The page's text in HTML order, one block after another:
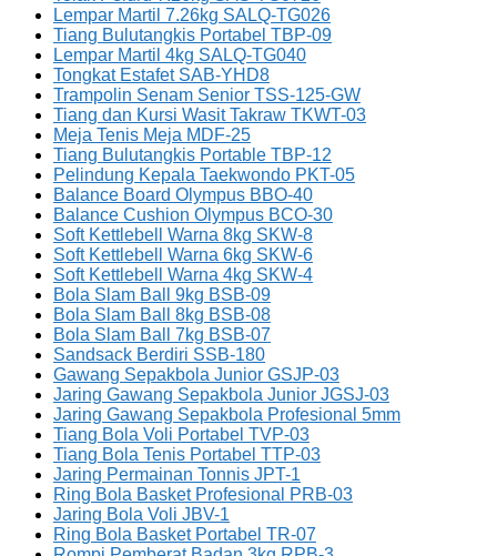
Lempar Martil 7.26kg SALQ-TG026
Tiang Bulutangkis Portabel TBP-09
Lempar Martil 4kg SALQ-TG040
Tongkat Estafet SAB-YHD8
Trampolin Senam Senior TSS-125-GW
Tiang dan Kursi Wasit Takraw TKWT-03
Meja Tenis Meja MDF-25
Tiang Bulutangkis Portable TBP-12
Pelindung Kepala Taekwondo PKT-05
Balance Board Olympus BBO-40
Balance Cushion Olympus BCO-30
Soft Kettlebell Warna 8kg SKW-8
Soft Kettlebell Warna 6kg SKW-6
Soft Kettlebell Warna 4kg SKW-4
Bola Slam Ball 9kg BSB-09
Bola Slam Ball 8kg BSB-08
Bola Slam Ball 7kg BSB-07
Sandsack Berdiri SSB-180
Gawang Sepakbola Junior GSJP-03
Jaring Gawang Sepakbola Junior JGSJ-03
Jaring Gawang Sepakbola Profesional 5mm
Tiang Bola Voli Portabel TVP-03
Tiang Bola Tenis Portabel TTP-03
Jaring Permainan Tonnis JPT-1
Ring Bola Basket Profesional PRB-03
Jaring Bola Voli JBV-1
Ring Bola Basket Portabel TR-07